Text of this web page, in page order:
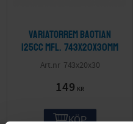
Variatorrem Baotian
125cc mfl. 743x20x30mm
743x20x30
149 KR
KÖP